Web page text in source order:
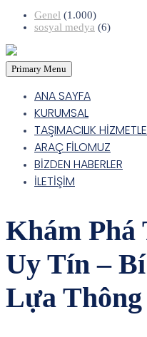
Genel (1.000)
sosyal medya (6)
Primary Menu
ANA SAYFA
KURUMSAL
TAŞIMACILIK
ARAÇ FİLOMUZ
BİZDEN HABERLER
İLETİŞİM
Khám Phá
Uy Tín –
Lựa